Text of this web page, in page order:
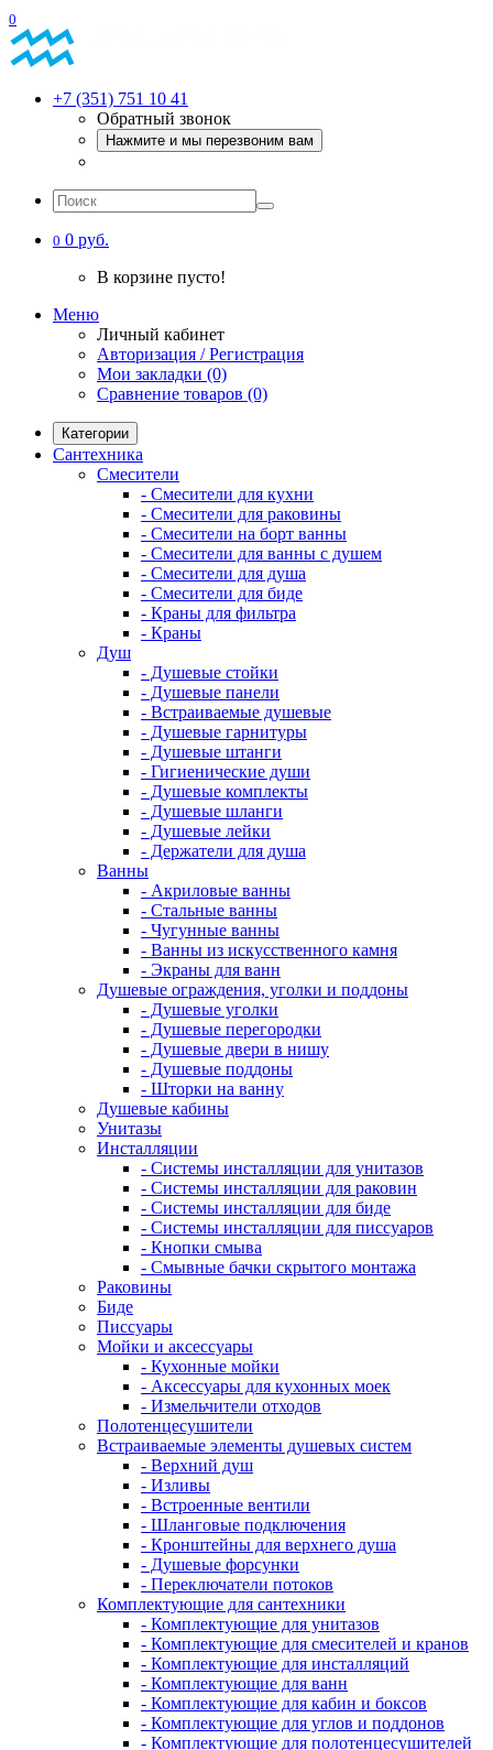
0
+7 (351) 751 10 41
Обратный звонок
Нажмите и мы перезвоним вам
0 0 руб.
В корзине пусто!
Меню
Личный кабинет
Авторизация / Регистрация
Мои закладки (0)
Сравнение товаров (0)
Категории
Сантехника
Смесители
- Смесители для кухни
- Смесители для раковины
- Смесители на борт ванны
- Смесители для ванны с душем
- Смесители для душа
- Смесители для биде
- Краны для фильтра
- Краны
Душ
- Душевые стойки
- Душевые панели
- Встраиваемые душевые
- Душевые гарнитуры
- Душевые штанги
- Гигиенические души
- Душевые комплекты
- Душевые шланги
- Душевые лейки
- Держатели для душа
Ванны
- Акриловые ванны
- Стальные ванны
- Чугунные ванны
- Ванны из искусственного камня
- Экраны для ванн
Душевые ограждения, уголки и поддоны
- Душевые уголки
- Душевые перегородки
- Душевые двери в нишу
- Душевые поддоны
- Шторки на ванну
Душевые кабины
Унитазы
Инсталляции
- Системы инсталляции для унитазов
- Системы инсталляции для раковин
- Системы инсталляции для биде
- Системы инсталляции для писсуаров
- Кнопки смыва
- Смывные бачки скрытого монтажа
Раковины
Биде
Писсуары
Мойки и аксессуары
- Кухонные мойки
- Аксессуары для кухонных моек
- Измельчители отходов
Полотенцесушители
Встраиваемые элементы душевых систем
- Верхний душ
- Изливы
- Встроенные вентили
- Шланговые подключения
- Кронштейны для верхнего душа
- Душевые форсунки
- Переключатели потоков
Комплектующие для сантехники
- Комплектующие для унитазов
- Комплектующие для смесителей и кранов
- Комплектующие для инсталляций
- Комплектующие для ванн
- Комплектующие для кабин и боксов
- Комплектующие для углов и поддонов
- Комплектующие для полотенцесушителей